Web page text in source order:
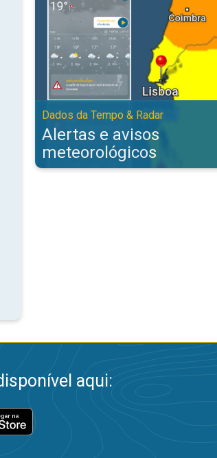
Dados da Tempo & Radar
Alertas e avisos
meteorológicos
aqui: